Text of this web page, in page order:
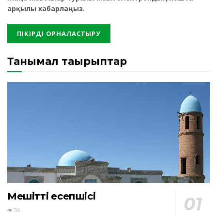
арқылы хабарлаңыз.
Танымал тақырыптар
Мешіттің есепшісі
34